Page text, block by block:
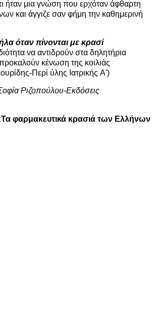
ήταν μια γνώση που ερχόταν άφθαρτη
και άγγιζε σαν φήμη την καθημερινή
όταν πίνονται με κρασί
να αντιδρούν στα δηλητήρια
κένωση της κοιλιάς
Περί ύλης Ιατρικής A')
Ριζοπούλου-Εκδόσεις
Τα φαρμακευτικά κρασιά των Ελλήνων